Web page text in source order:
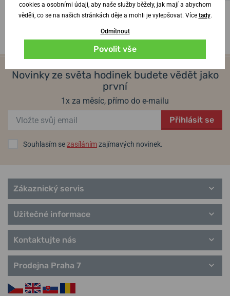
Novinky ze světa hodinek budete vědět jako
první
1x za měsíc, přímo do e-mailu
Přihlásit se
Souhlasím sezasílánímzajímavých novinek.
Zákaznický servis
Užitečné informace
Kontaktujte nás
Prodejna Praha 7
cookies a osobními údaji, aby naše služby běžely, jak mají a abychom
věděli, co se na našich stránkách děje a mohli je vylepšovat. Více tady.
Odmítnout
Povolit vše